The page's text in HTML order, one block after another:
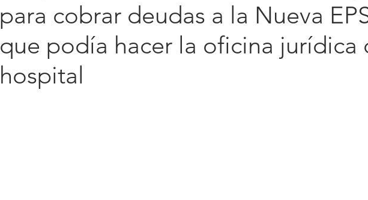
para cobrar deudas a la Nueva
que podía hacer la oficina jurídica
hospital